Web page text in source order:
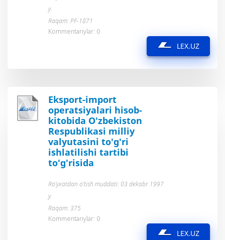
y.
Raqam: PF-1871
Kommentariylar: 0
LEX.UZ
Eksport-import
operatsiyalari hisob-
kitobida O'zbekiston
Respublikasi milliy
valyutasini to'g'ri
ishlatilishi tartibi
to'g'risida
Ro’yxatdan o’tish muddati: 03 dekabr 1997
y.
Raqam: 375
Kommentariylar: 0
LEX.UZ